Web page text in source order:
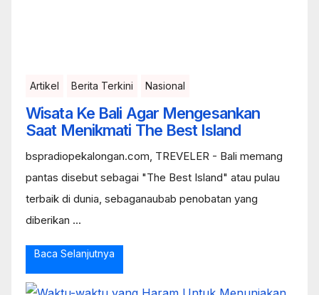
Artikel Berita Terkini Nasional
Wisata Ke Bali Agar Mengesankan
Saat Menikmati The Best Island
bspradiopekalongan.com, TREVELER - Bali memang
pantas disebut sebagai "The Best Island" atau pulau
terbaik di dunia, sebaganaubab penobatan yang
diberikan ...
Baca Selanjutnya